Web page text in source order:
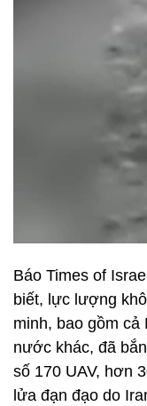
Báo Times of
biết, lực lượng
minh, bao gồm cả
nước khác, đã
số 170 UAV, hơn
lửa đạn đạo do